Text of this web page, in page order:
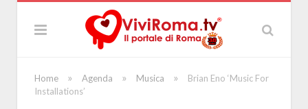
Home » Agenda » Musica »
Brian Eno ‘Music For
Installations’